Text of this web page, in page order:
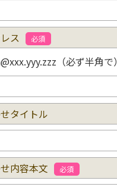
ス 必須
（必ず半角で）
タイトル
内容本文 必須